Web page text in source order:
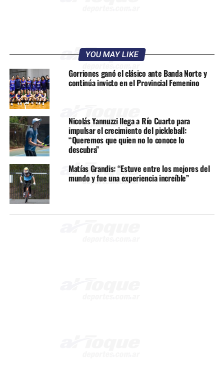
YOU MAY LIKE
Gorriones ganó el clásico ante Banda Norte y
continúa invicto en el Provincial Femenino
Nicolás Yannuzzi llega a Río Cuarto para
impulsar el crecimiento del pickleball:
“Queremos que quien no lo conoce lo
descubra”
Matías Grandis: “Estuve entre los mejores del
mundo y fue una experiencia increíble”